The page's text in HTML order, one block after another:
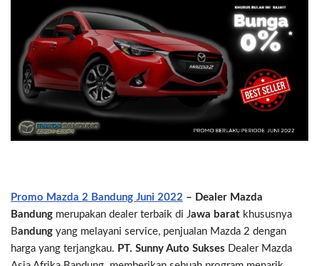
Promo Mazda 2 Bandung Juni 2022 – Dealer Mazda
Bandung merupakan dealer terbaik di Jawa barat khususnya
Bandung yang melayani service, penjualan Mazda 2 dengan
harga yang terjangkau. PT. Sunny Auto Sukses Dealer Mazda